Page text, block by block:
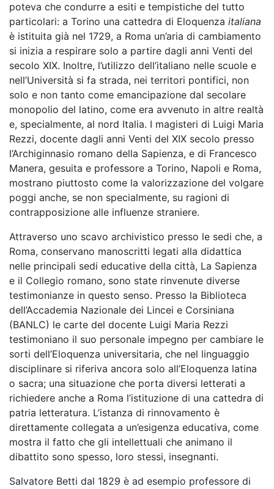
poteva che condurre a esiti e tempistiche del tutto
particolari: a Torino una cattedra di Eloquenza italiana
è istituita già nel 1729, a Roma un’aria di cambiamento
si inizia a respirare solo a partire dagli anni Venti del
secolo XIX. Inoltre, l’utilizzo dell’italiano nelle scuole e
nell’Università si fa strada, nei territori pontifici, non
solo e non tanto come emancipazione dal secolare
monopolio del latino, come era avvenuto in altre realtà
e, specialmente, al nord Italia. I magisteri di Luigi Maria
Rezzi, docente dagli anni Venti del XIX secolo presso
l’Archiginnasio romano della Sapienza, e di Francesco
Manera, gesuita e professore a Torino, Napoli e Roma,
mostrano piuttosto come la valorizzazione del volgare
poggi anche, se non specialmente, su ragioni di
contrapposizione alle influenze straniere.
Attraverso uno scavo archivistico presso le sedi che, a
Roma, conservano manoscritti legati alla didattica
nelle principali sedi educative della città, La Sapienza
e il Collegio romano, sono state rinvenute diverse
testimonianze in questo senso. Presso la Biblioteca
dell’Accademia Nazionale dei Lincei e Corsiniana
(BANLC) le carte del docente Luigi Maria Rezzi
testimoniano il suo personale impegno per cambiare le
sorti dell’Eloquenza universitaria, che nel linguaggio
disciplinare si riferiva ancora solo all’Eloquenza latina
o sacra; una situazione che porta diversi letterati a
richiedere anche a Roma l’istituzione di una cattedra di
patria letteratura. L’istanza di rinnovamento è
direttamente collegata a un’esigenza educativa, come
mostra il fatto che gli intellettuali che animano il
dibattito sono spesso, loro stessi, insegnanti.
Salvatore Betti dal 1829 è ad esempio professore di